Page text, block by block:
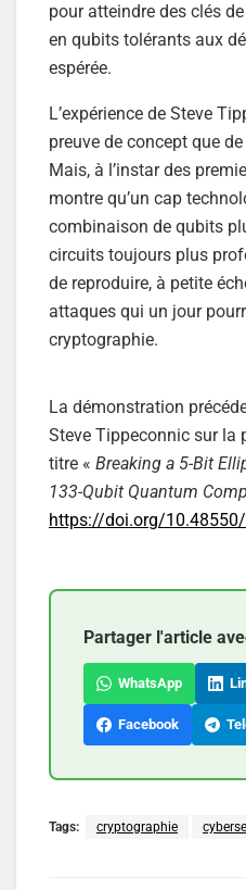
pour atteindre des clés
en qubits tolérants aux
espérée.
L’expérience de Steve
preuve de concept que
Mais, à l’instar des
montre qu’un cap
combinaison de qubits
circuits toujours plus
de reproduire, à petite
attaques qui un jour
cryptographie.
La démonstration
Steve Tippeconnic sur la
titre « Breaking a 5-Bit
133-Qubit Quantum
https://doi.org/
Partager l'article
WhatsApp
Facebook
Tags: cryptographie